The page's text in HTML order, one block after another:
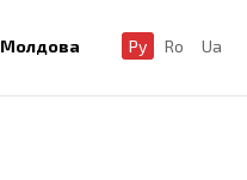
Молдова Ру Ro Ua